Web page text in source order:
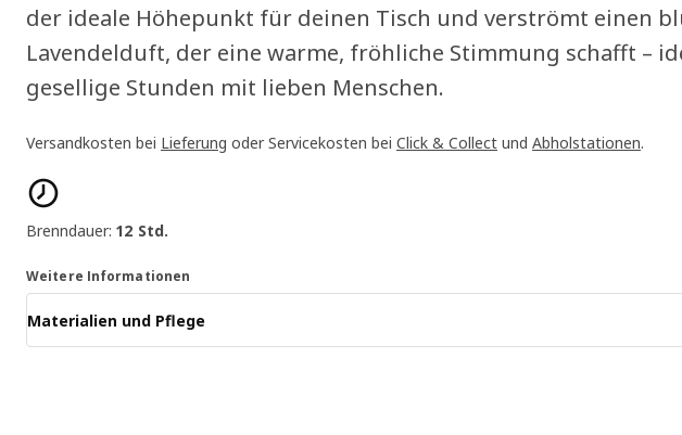
der ideale Höhepunkt für deinen Tisch und verströmt einen
Lavendelduft, der eine warme, fröhliche Stimmung schafft –
gesellige Stunden mit lieben Menschen.
Versandkosten bei Lieferung oder Servicekosten bei Click & Collect und Abholstationen.
Produktmerkmale
Brenndauer: 12 Std.
Weitere Informationen
Materialien und Pflege